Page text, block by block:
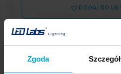
Zgoda
DODAJ DO